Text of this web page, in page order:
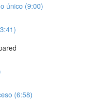
único (9:00)
(6:58)